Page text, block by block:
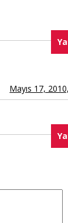
Mayıs 17,